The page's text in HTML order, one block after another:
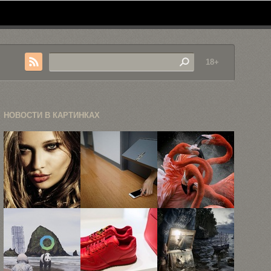
18+
НОВОСТИ В КАРТИНКАХ
Фэшн-
фотограф
Дэвид Лесли
Энтони
«Тюрьма
внутри
меня», или
как ...
25 лучших
снимков
победителей
международного
...